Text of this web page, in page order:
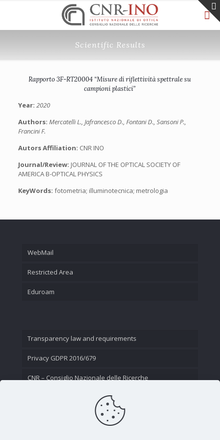
Scientific Results
Rapporto 3F-RT20004 “Misure di riflettività spettrale su
campioni plastici”
Year: 2020
Authors: Mercatelli L., Jafrancesco D., Fontani D., Sansoni P.,
Francini F.
Autors Affiliation: CNR INO
Journal/Review: JOURNAL OF THE OPTICAL SOCIETY OF
AMERICA B-OPTICAL PHYSICS
KeyWords: fotometria; illuminotecnica; metrologia
WebMail
Restricted Area
Eduroam
Transparency law and requirements
Privacy GDPR 2016/679
CNR – Consiglio Nazionale delle Ricerche